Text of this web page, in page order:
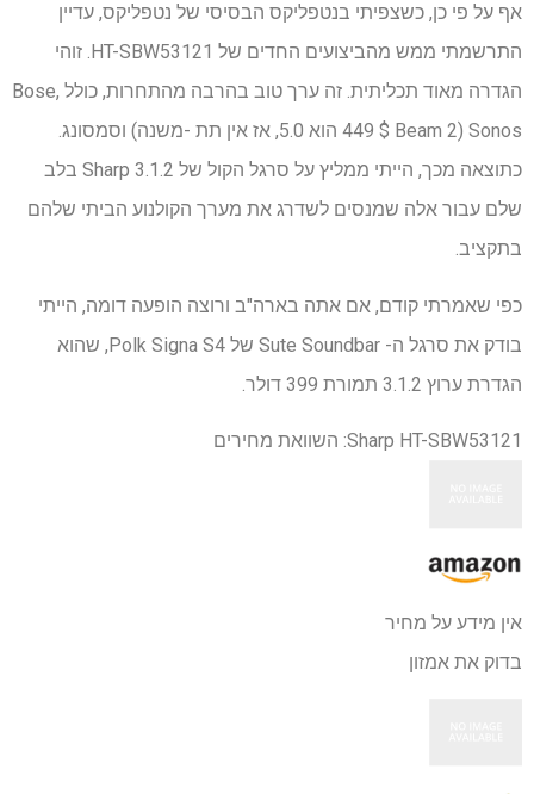
אף על פי כן, כשצפיתי בנטפליקס הבסיסי של נטפליקס, עדיין
התרשמתי ממש מהביצועים החדים של HT-SBW53121. זוהי
הגדרה מאוד תכליתית. זה ערך טוב בהרבה מהתחרות, כולל Bose,
Sonos (449 $ Beam 2 הוא 5.0, אז אין תת -משנה) וסמסונג.
כתוצאה מכך, הייתי ממליץ על סרגל הקול של Sharp 3.1.2 בלב
שלם עבור אלה שמנסים לשדרג את מערך הקולנוע הביתי שלהם
בתקציב.
כפי שאמרתי קודם, אם אתה בארה"ב ורוצה הופעה דומה, הייתי
בודק את סרגל ה- Sute Soundbar של Polk Signa S4, שהוא
הגדרת ערוץ 3.1.2 תמורת 399 דולר.
Sharp HT-SBW53121: השוואת מחירים
אין מידע על מחיר
בדוק את אמזון